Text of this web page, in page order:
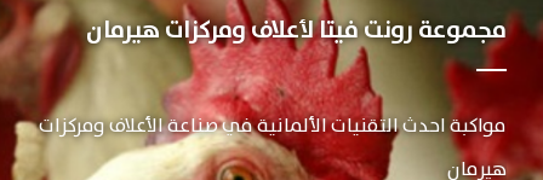
مجموعة رونت فيتا لأعلاف ومركزات هيرمان
مواكبة احدث التقنيات الألمانية في صناعة الأعلاف ومركزات
هيرمان